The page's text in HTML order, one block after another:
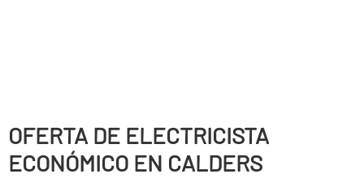
OFERTA DE ELECTRICISTA
ECONÓMICO EN CALDERS